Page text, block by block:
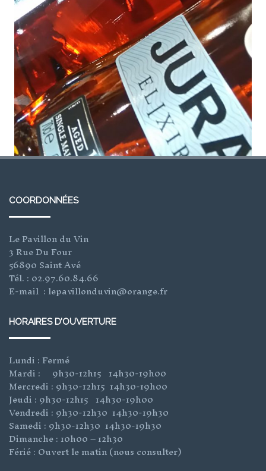
COORDONNÉES
Le Pavillon du Vin
3 Rue Du Four
56890 Saint Avé
Tél. : 02.97.60.84.66
E-mail : lepavillonduvin@orange.fr
HORAIRES D’OUVERTURE
Lundi : Fermé
Mardi : 9h30-12h15 14h30-19h00
Mercredi : 9h30-12h15 14h30-19h00
Jeudi : 9h30-12h15 14h30-19h00
Vendredi : 9h30-12h30 14h30-19h30
Samedi : 9h30-12h30 14h30-19h30
Dimanche : 10h00 – 12h30
Férié : Ouvert le matin (nous consulter)